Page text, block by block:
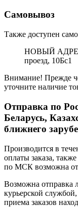
Самовывоз
Также доступен
НОВЫЙ
проезд, 10Бс1
Внимание! Прежде
уточните наличие
Отправка по
Беларусь,
ближнего
Производится в
оплаты заказа,
по МСК возможна
Возможна отправка
курьерской
приема заказов